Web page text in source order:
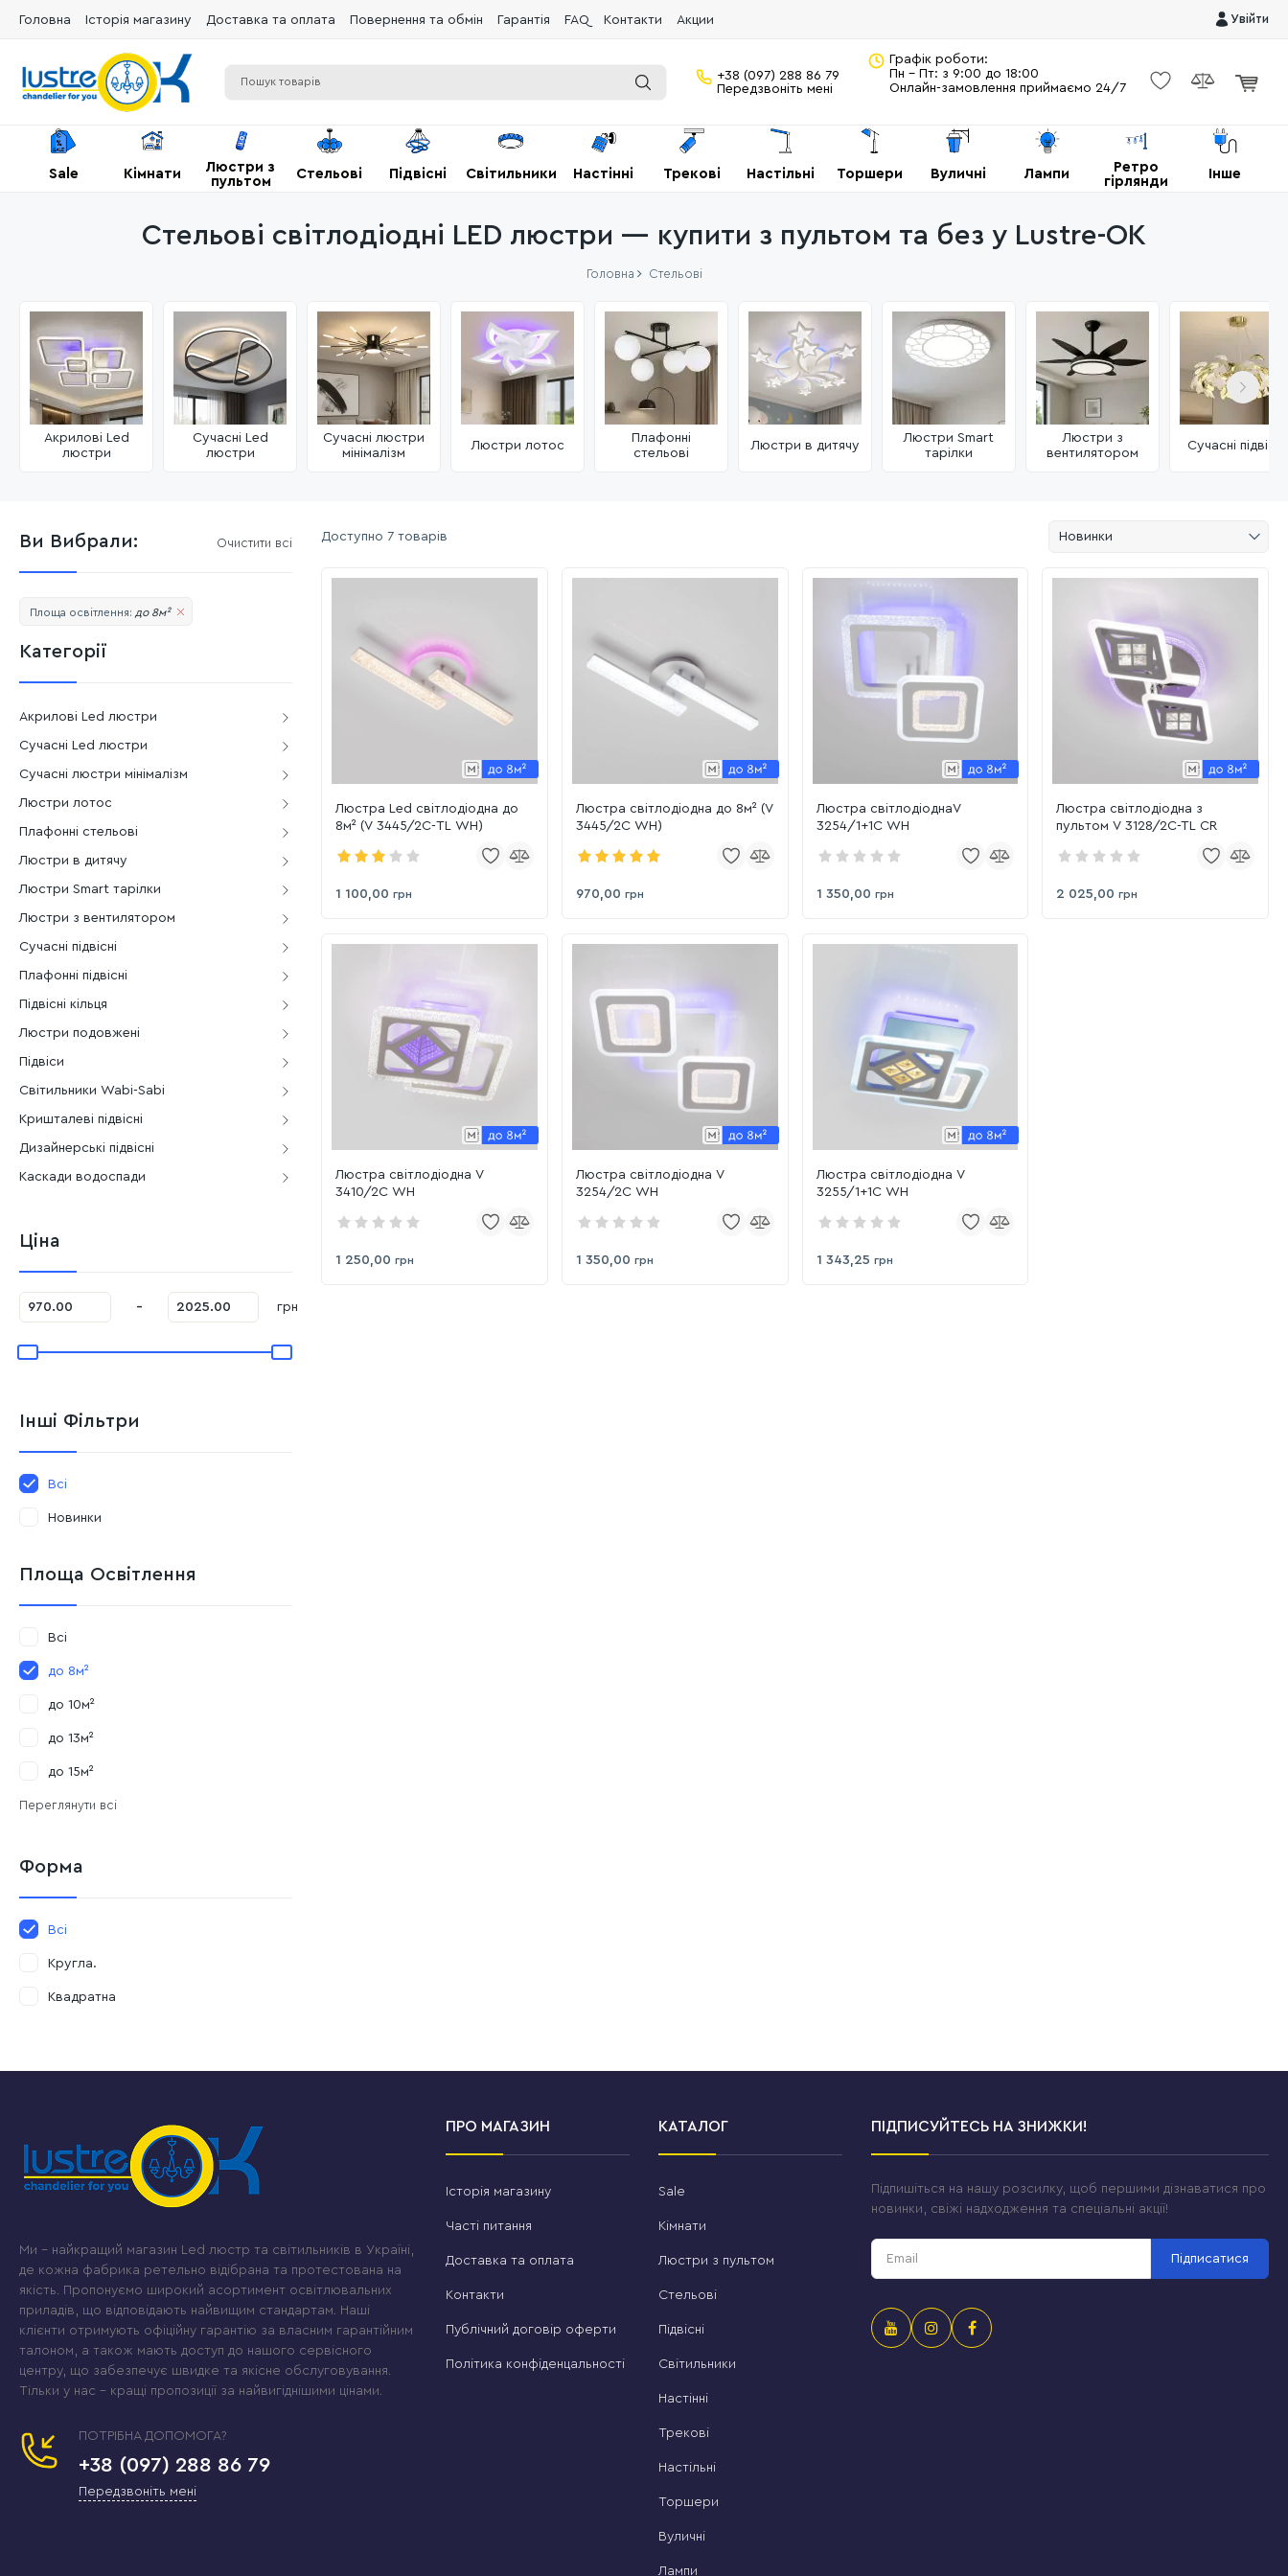
Головна Історія магазину Доставка та оплата Повернення та обмін Гарантія FAQ Контакти Акции Увійти
+38 (097) 288 86 79
Передзвоніть мені
Графік роботи:
Пн - Пт: з 9:00 до 18:00
Онлайн-замовлення приймаємо 24/7
Sale Кімнати
Люстри з
пультом
Стельові Підвісні Світильники Настінні Трекові Настільні Торшери Вуличні Лампи
Ретро
гірлянди
Інше
Стельові світлодіодні LED люстри — купити з пультом та без у Lustre-OK
Головна Стельові
Акрилові Led
люстри
Сучасні Led
люстри
Сучасні люстри
мінімалізм
Люстри лотос
Плафонні
стельові
Люстри в дитячу
Люстри Smart
тарілки
Люстри з
вентилятором
Сучасні підвісні
Ви Вибрали: Очистити всі
Площа освітлення: до 8м²
Категорії
Акрилові Led люстри
Сучасні Led люстри
Сучасні люстри мінімалізм
Люстри лотос
Плафонні стельові
Люстри в дитячу
Люстри Smart тарілки
Люстри з вентилятором
Сучасні підвісні
Плафонні підвісні
Підвісні кільця
Люстри подовжені
Підвіси
Світильники Wabi-Sabi
Кришталеві підвісні
Дизайнерські підвісні
Каскади водоспади
Ціна
- грн
Інші Фільтри
Всі
Новинки
Площа Освітлення
Всі
до 8м²
до 10м²
до 13м²
до 15м²
Переглянути всі
Форма
Всі
Кругла.
Квадратна
Доступно 7 товарів Новинки
Люстра Led світлодіодна до
8м² (V 3445/2С-TL WH)
1 100,00 грн
Люстра світлодіодна до 8м² (V
3445/2С WH)
970,00 грн
Люстра світлодіоднаV
3254/1+1C WH
1 350,00 грн
Люстра світлодіодна з
пультом V 3128/2C-TL CR
2 025,00 грн
Люстра світлодіодна V
3410/2C WH
1 250,00 грн
Люстра світлодіодна V
3254/2C WH
1 350,00 грн
Люстра світлодіодна V
3255/1+1C WH
1 343,25 грн
Ми – найкращий магазин Led люстр та світильників в Україні,
де кожна фабрика ретельно відібрана та протестована на
якість. Пропонуємо широкий асортимент освітлювальних
приладів, що відповідають найвищим стандартам. Наші
клієнти отримують офіційну гарантію за власним гарантійним
талоном, а також мають доступ до нашого сервісного
центру, що забезпечує швидке та якісне обслуговування.
Тільки у нас – кращі пропозиції за найвигіднішими цінами.
ПОТРІБНА ДОПОМОГА?
+38 (097) 288 86 79
Передзвоніть мені
ПРО МАГАЗИН
Історія магазину
Часті питання
Доставка та оплата
Контакти
Публічний договір оферти
Політика конфіденцальності
КАТАЛОГ
Sale
Кімнати
Люстри з пультом
Стельові
Підвісні
Світильники
Настінні
Трекові
Настільні
Торшери
Вуличні
Лампи
ПІДПИСУЙТЕСЬ НА ЗНИЖКИ!
Підпишіться на нашу розсилку, щоб першими дізнаватися про
новинки, свіжі надходження та спеціальні акції!
Підписатися